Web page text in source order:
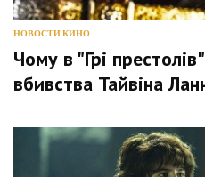
НОВОСТИ КИНО
Чому в "Грі
вбивства Тайвіна